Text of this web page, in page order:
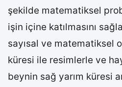
şekilde matematiksel
işin içine katılmasını
sayısal ve matematiksel
küresi ile resimlerle ve
beynin sağ yarım küresi